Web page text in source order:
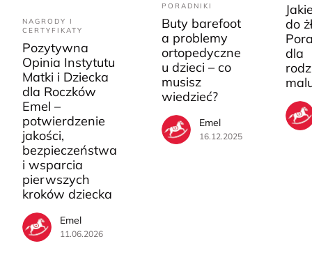
NAGRODY I
CERTYFIKATY
Pozytywna
Opinia Instytutu
Matki i Dziecka
dla Roczków
Emel –
potwierdzenie
jakości,
bezpieczeństwa
i wsparcia
pierwszych
kroków dziecka
Emel
11.06.2026
PORADNIKI
Buty barefoot
a problemy
ortopedyczne
u dzieci – co
musisz
wiedzieć?
Emel
16.12.2025
do
dla